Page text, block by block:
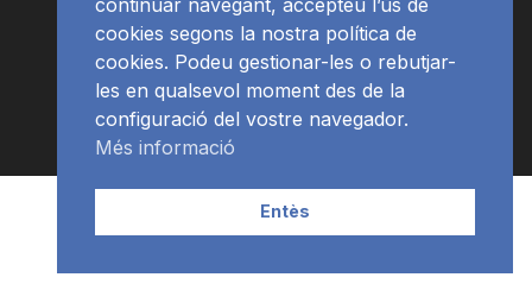
APP Programació
continuar navegant, accepteu l’ús de
cookies segons la nostra política de
cookies. Podeu gestionar-les o rebutjar-
les en qualsevol moment des de la
configuració del vostre navegador.
Més informació
Entès